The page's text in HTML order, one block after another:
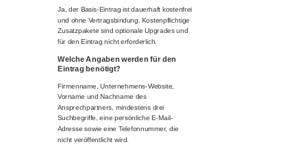
Ja, der Basis-Eintrag ist dauerhaft kostenfrei
und ohne Vertragsbindung. Kostenpflichtige
Zusatzpakete sind optionale Upgrades und
für den Eintrag nicht erforderlich.
Welche Angaben werden für den
Eintrag benötigt?
Firmenname, Unternehmens-Website,
Vorname und Nachname des
Ansprechpartners, mindestens drei
Suchbegriffe, eine persönliche E-Mail-
Adresse sowie eine Telefonnummer, die
nicht veröffentlicht wird.